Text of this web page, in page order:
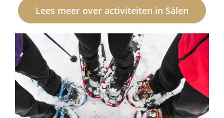
Lees meer over activiteiten in Sälen